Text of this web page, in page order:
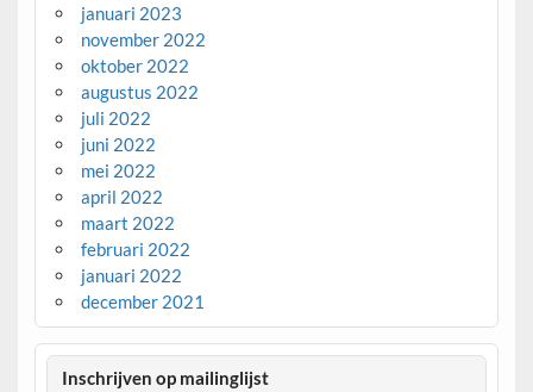
januari 2023
november 2022
oktober 2022
augustus 2022
juli 2022
juni 2022
mei 2022
april 2022
maart 2022
februari 2022
januari 2022
december 2021
Inschrijven op mailinglijst